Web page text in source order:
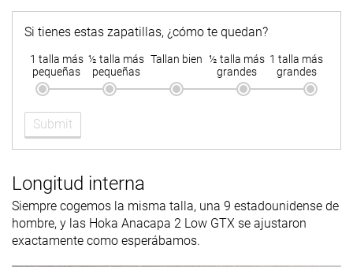
Si tienes estas zapatillas, ¿cómo te quedan?
1 talla más
pequeñas
½ talla más
pequeñas
Tallan bien ½ talla más
grandes
1 talla más
grandes
Submit
Longitud interna
Siempre cogemos la misma talla, una 9 estadounidense de
hombre, y las Hoka Anacapa 2 Low GTX se ajustaron
exactamente como esperábamos.